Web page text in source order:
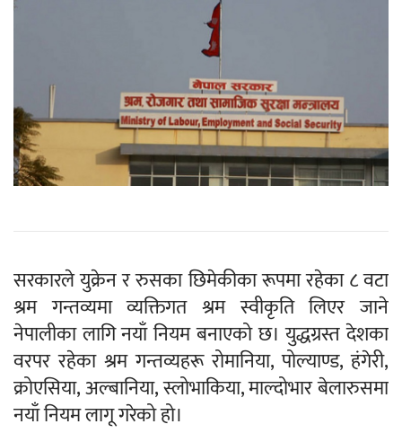
सरकारले युक्रेन र रुसका छिमेकीका रूपमा रहेका ८ वटा
श्रम गन्तव्यमा व्यक्तिगत श्रम स्वीकृति लिएर जाने
नेपालीका लागि नयाँ नियम बनाएको छ। युद्धग्रस्त देशका
वरपर रहेका श्रम गन्तव्यहरू रोमानिया, पोल्याण्ड, हंगेरी,
क्रोएसिया, अल्बानिया, स्लोभाकिया, माल्दोभार बेलारुसमा
नयाँ नियम लागू गरेको हो।